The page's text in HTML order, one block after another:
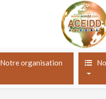
Notre organisation